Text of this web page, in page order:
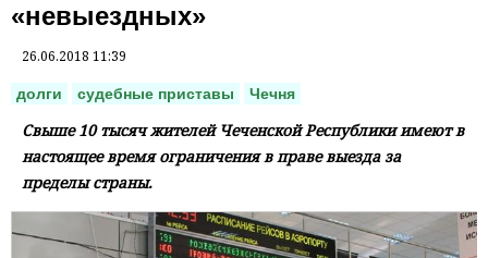
«невыездных»
26.06.2018 11:39
долги судебные приставы Чечня
Свыше 10 тысяч жителей Чеченской Республики имеют в
настоящее время ограничения в праве выезда за
пределы страны.